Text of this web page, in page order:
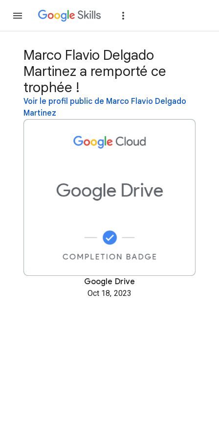
Marco Flavio Delgado
Martinez a remporté ce
trophée !
Voir le profil public de Marco Flavio Delgado
Martinez